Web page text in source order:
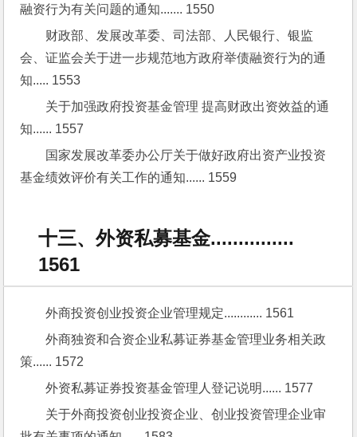
融资行为有关问题的通知....... 1550
财政部、发展改革委、司法部、人民银行、银监
会、证监会关于进一步规范地方政府举债融资行为的通
知..... 1553
关于加强政府投资基金管理 提高财政出资效益的通
知...... 1557
国家发展改革委办公厅关于做好政府出资产业投资
基金绩效评价有关工作的通知...... 1559
十三、外资私募基金...............
1561
外商投资创业投资企业管理规定............ 1561
外商独资和合资企业私募证券基金管理业务相关政
策...... 1572
外资私募证券投资基金管理人登记说明...... 1577
关于外商投资创业投资企业、创业投资管理企业审